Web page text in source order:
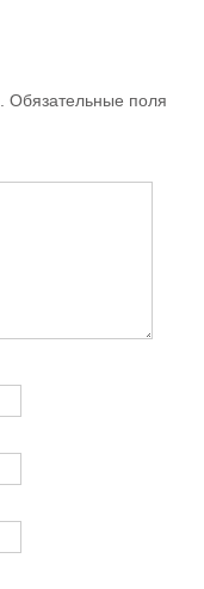
Обязательные поля